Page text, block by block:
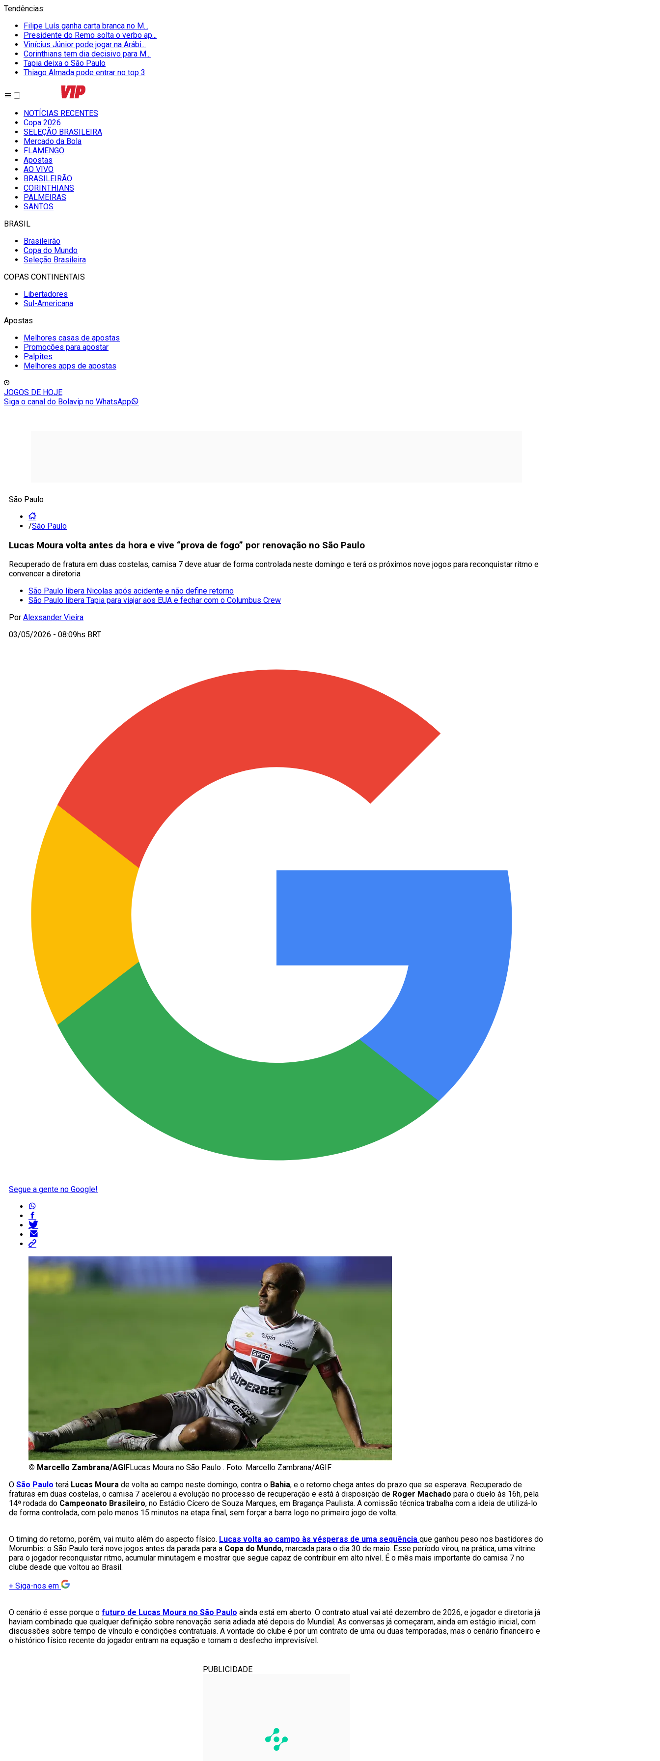
Tendências:
Filipe Luís ganha carta branca no M...
Presidente do Remo solta o verbo ap...
Vinícius Júnior pode jogar na Arábi...
Corinthians tem dia decisivo para M...
Tapia deixa o São Paulo
Thiago Almada pode entrar no top 3
NOTÍCIAS RECENTES
Copa 2026
SELEÇÃO BRASILEIRA
Mercado da Bola
FLAMENGO
Apostas
AO VIVO
BRASILEIRÃO
CORINTHIANS
PALMEIRAS
SANTOS
BRASIL
Brasileirão
Copa do Mundo
Seleção Brasileira
COPAS CONTINENTAIS
Libertadores
Sul-Americana
Apostas
Melhores casas de apostas
Promoções para apostar
Palpites
Melhores apps de apostas
JOGOS DE HOJE
Siga o canal do Bolavip no WhatsApp
São Paulo
/São Paulo
Lucas Moura volta antes da hora e vive “prova de fogo” por renovação no São Paulo
Recuperado de fratura em duas costelas, camisa 7 deve atuar de forma controlada neste domingo e terá os próximos nove jogos para reconquistar ritmo e
convencer a diretoria
São Paulo libera Nicolas após acidente e não define retorno
São Paulo libera Tapia para viajar aos EUA e fechar com o Columbus Crew
Por Alexsander Vieira
03/05/2026 - 08:09hs BRT
Segue a gente no Google!
© Marcello Zambrana/AGIFLucas Moura no São Paulo . Foto: Marcello Zambrana/AGIF
O São Paulo terá Lucas Moura de volta ao campo neste domingo, contra o Bahia, e o retorno chega antes do prazo que se esperava. Recuperado de
fraturas em duas costelas, o camisa 7 acelerou a evolução no processo de recuperação e está à disposição de Roger Machado para o duelo às 16h, pela
14ª rodada do Campeonato Brasileiro, no Estádio Cícero de Souza Marques, em Bragança Paulista. A comissão técnica trabalha com a ideia de utilizá-lo
de forma controlada, com pelo menos 15 minutos na etapa final, sem forçar a barra logo no primeiro jogo de volta.
O timing do retorno, porém, vai muito além do aspecto físico. Lucas volta ao campo às vésperas de uma sequência que ganhou peso nos bastidores do
Morumbis: o São Paulo terá nove jogos antes da parada para a Copa do Mundo, marcada para o dia 30 de maio. Esse período virou, na prática, uma vitrine
para o jogador reconquistar ritmo, acumular minutagem e mostrar que segue capaz de contribuir em alto nível. É o mês mais importante do camisa 7 no
clube desde que voltou ao Brasil.
+ Siga-nos em
O cenário é esse porque o futuro de Lucas Moura no São Paulo ainda está em aberto. O contrato atual vai até dezembro de 2026, e jogador e diretoria já
haviam combinado que qualquer definição sobre renovação seria adiada até depois do Mundial. As conversas já começaram, ainda em estágio inicial, com
discussões sobre tempo de vínculo e condições contratuais. A vontade do clube é por um contrato de uma ou duas temporadas, mas o cenário financeiro e
o histórico físico recente do jogador entram na equação e tornam o desfecho imprevisível.
PUBLICIDADE